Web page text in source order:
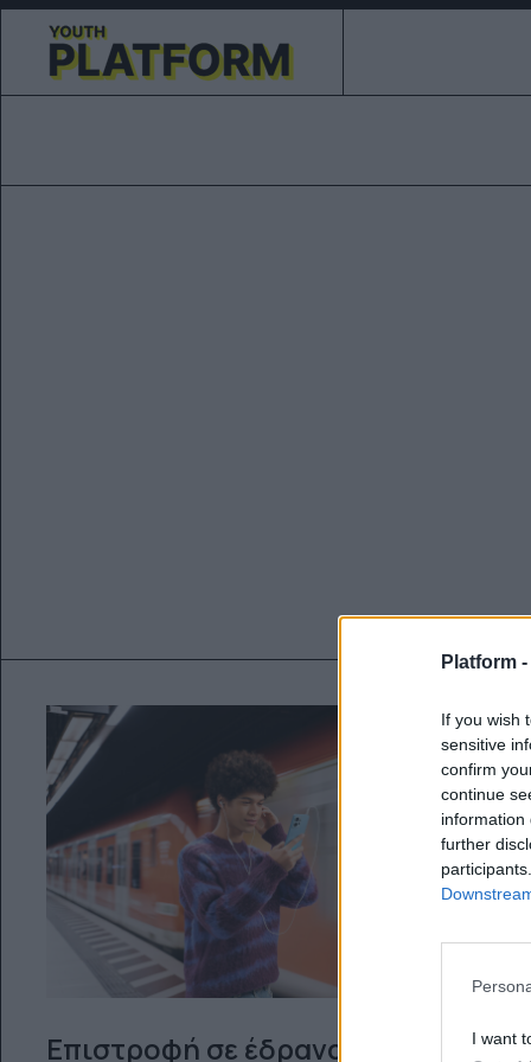
Platform -
If you wish
sensitive
confirm
continue
information
further
I want
Επιστροφή σε έδρανα και